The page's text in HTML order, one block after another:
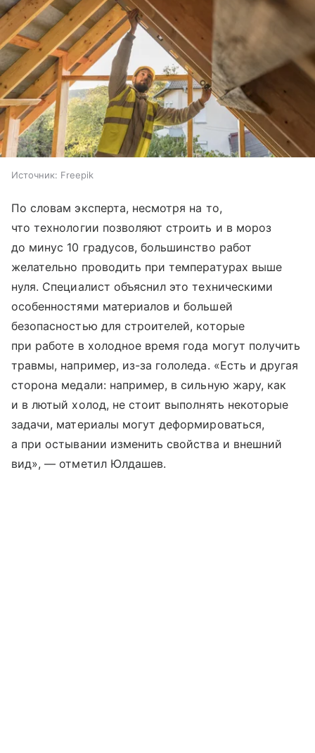
Источник: Freepik
По словам эксперта, несмотря на то,
что технологии позволяют строить и в мороз
до минус 10 градусов, большинство работ
желательно проводить при температурах выше
нуля. Специалист объяснил это техническими
особенностями материалов и большей
безопасностью для строителей, которые
при работе в холодное время года могут получить
травмы, например, из-за гололеда. «Есть и другая
сторона медали: например, в сильную жару, как
и в лютый холод, не стоит выполнять некоторые
задачи, материалы могут деформироваться,
а при остывании изменить свойства и внешний
вид», — отметил Юлдашев.